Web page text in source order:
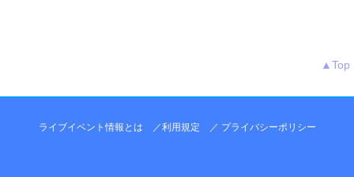
▲Top
ライブイベント情報とは ／利用規定 ／ プライバシーポリシー